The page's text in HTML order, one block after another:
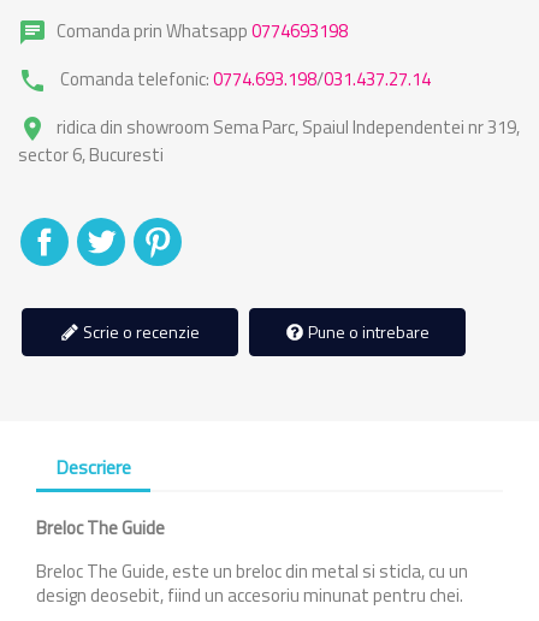
chat Comanda prin Whatsapp0774693198
phone Comanda telefonic:0774.693.198/031.437.27.14
place
ridica din showroom Sema Parc, Spaiul Independentei nr 319,
sector 6, Bucuresti
DistribuitiTweet
Scrie o recenzie Pune o intrebare
Descriere
Breloc The Guide
Breloc The Guide, este un breloc din metal si sticla, cu un
design deosebit, fiind un accesoriu minunat pentru chei.